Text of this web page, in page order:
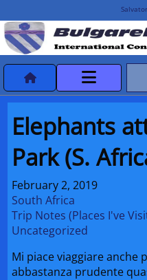
HOME
DeclassificatiNC
Turismo Progetti
Projects Missions
Elephants
Park (S.
February 2, 2019
South Africa
Trip Notes (Places I've
Uncategorized
Mi piace viaggiare anche
abbastanza prudente